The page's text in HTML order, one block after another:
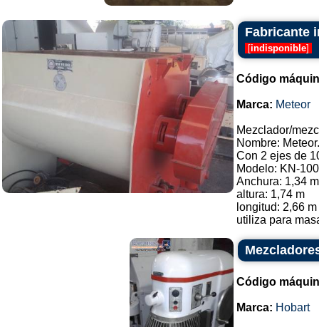
Fabricante
[indisponible]
Código
Marca: Meteor
Mezclador/
Nombre: Meteor.
Con 2 ejes de
Modelo: KN-
Anchura: 1,34
altura: 1,74 m
longitud: 2,66 m
utiliza para
Código
Marca: Hobart